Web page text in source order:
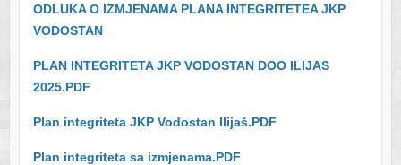
ODLUKA O IZMJENAMA PLANA INTEGRITETEA JKP
VODOSTAN
PLAN INTEGRITETA JKP VODOSTAN DOO ILIJAS
2025.PDF
Plan integriteta JKP Vodostan Ilijaš.PDF
Plan integriteta sa izmjenama.PDF